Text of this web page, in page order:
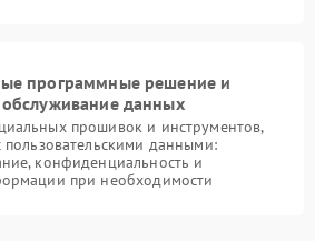
программные решение и
данных
прошивок и инструментов,
пользовательскими данными:
конфиденциальность и
при необходимости